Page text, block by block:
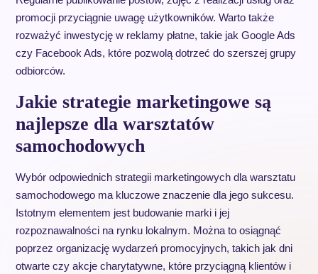
promocji przyciągnie uwagę użytkowników. Warto także
rozważyć inwestycję w reklamy płatne, takie jak Google Ads
czy Facebook Ads, które pozwolą dotrzeć do szerszej grupy
odbiorców.
Jakie strategie marketingowe są
najlepsze dla warsztatów
samochodowych
Wybór odpowiednich strategii marketingowych dla warsztatu
samochodowego ma kluczowe znaczenie dla jego sukcesu.
Istotnym elementem jest budowanie marki i jej
rozpoznawalności na rynku lokalnym. Można to osiągnąć
poprzez organizację wydarzeń promocyjnych, takich jak dni
otwarte czy akcje charytatywne, które przyciągną klientów i